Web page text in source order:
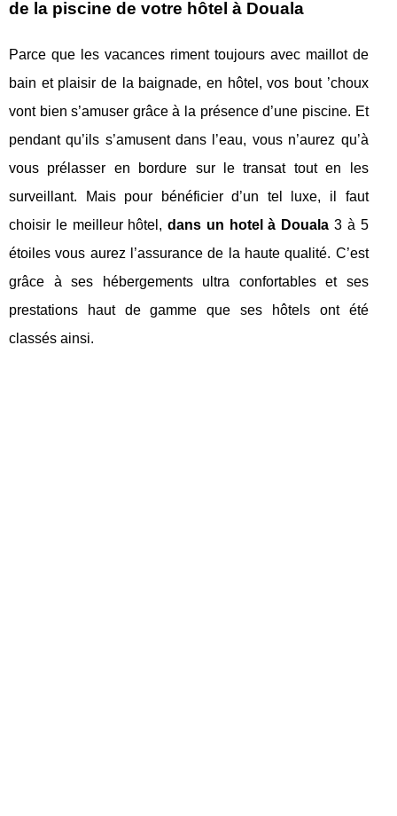
de la piscine de votre hôtel à Douala
Parce que les vacances riment toujours avec maillot de
bain et plaisir de la baignade, en hôtel, vos bout ’choux
vont bien s’amuser grâce à la présence d’une piscine. Et
pendant qu’ils s’amusent dans l’eau, vous n’aurez qu’à
vous prélasser en bordure sur le transat tout en les
surveillant. Mais pour bénéficier d’un tel luxe, il faut
choisir le meilleur hôtel,dans un hotel à Douala 3 à 5
étoiles vous aurez l’assurance de la haute qualité. C’est
grâce à ses hébergements ultra confortables et ses
prestations haut de gamme que ses hôtels ont été
classés ainsi.